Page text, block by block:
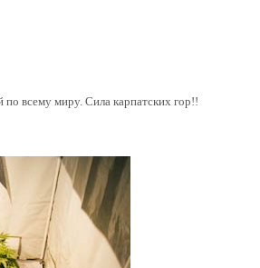
по всему миру. Сила карпатских гор!!